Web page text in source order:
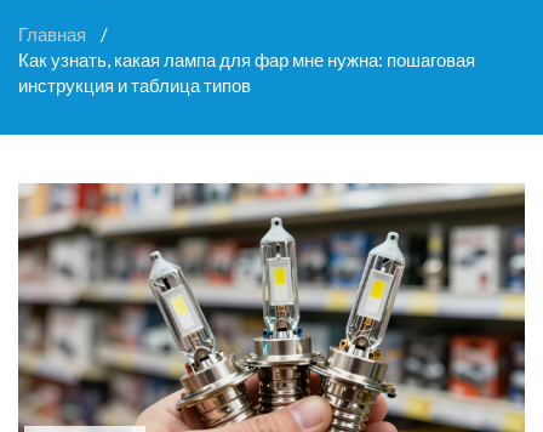
Главная
Как узнать, какая лампа для фар мне нужна: пошаговая
инструкция и таблица типов